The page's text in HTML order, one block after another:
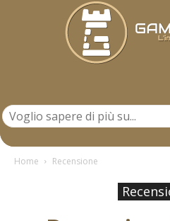
Home Recensione